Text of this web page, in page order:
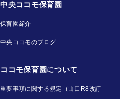
中央ココモ保育園
保育園紹介
中央ココモのブログ
ココモ保育園について
重要事項に関する規定（山口R8改訂